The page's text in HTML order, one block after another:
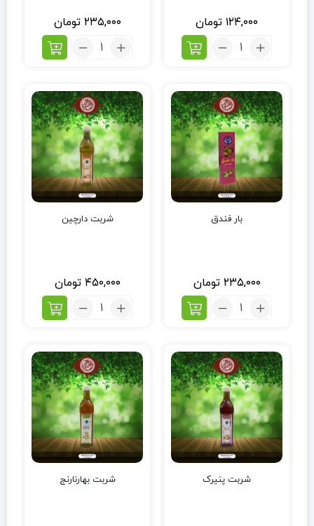
۱۲۴,۰۰۰ تومان ۲۳۵,۰۰۰ تومان
بار فندق
۲۳۵,۰۰۰ تومان
شربت دارچین
۴۵۰,۰۰۰ تومان
شربت پنیرک شربت بهارنارنج